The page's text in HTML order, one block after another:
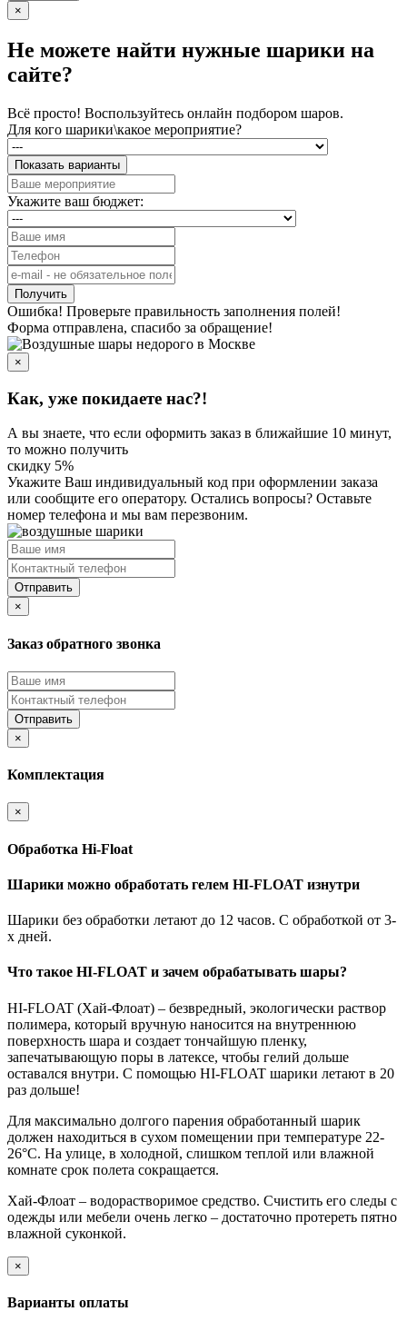
×
Не можете найти нужные шарики на
сайте?
Всё просто! Воспользуйтесь онлайн подбором шаров.
Для кого шарики\какое мероприятие?
Показать варианты
Укажите ваш бюджет:
Получить
Ошибка! Проверьте правильность заполнения полей!
Форма отправлена, спасибо за обращение!
×
Как, уже покидаете нас?!
А вы знаете, что если оформить заказ в ближайшие 10 минут,
то можно получить
скидку 5%
Укажите Ваш индивидуальный код при оформлении заказа
или сообщите его оператору. Остались вопросы? Оставьте
номер телефона и мы вам перезвоним.
Отправить
×
Заказ обратного звонка
Отправить
×
Комплектация
×
Обработка Hi-Float
Шарики можно обработать гелем HI-FLOAT изнутри
Шарики без обработки летают до 12 часов. С обработкой от 3-
х дней.
Что такое HI-FLOAT и зачем обрабатывать шары?
HI-FLOAT (Хай-Флоат) – безвредный, экологически раствор
полимера, который вручную наносится на внутреннюю
поверхность шара и создает тончайшую пленку,
запечатывающую поры в латексе, чтобы гелий дольше
оставался внутри. С помощью HI-FLOAT шарики летают в 20
раз дольше!
Для максимально долгого парения обработанный шарик
должен находиться в сухом помещении при температуре 22-
26°C. На улице, в холодной, слишком теплой или влажной
комнате срок полета сокращается.
Хай-Флоат – водорастворимое средство. Счистить его следы с
одежды или мебели очень легко – достаточно протереть пятно
влажной суконкой.
×
Варианты оплаты